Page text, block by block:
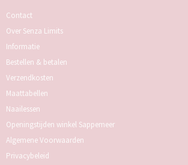
Contact
Over Senza Limits
Informatie
Bestellen & betalen
Verzendkosten
Maattabellen
Naailessen
Openingstijden winkel Sappemeer
Algemene Voorwaarden
Privacybeleid